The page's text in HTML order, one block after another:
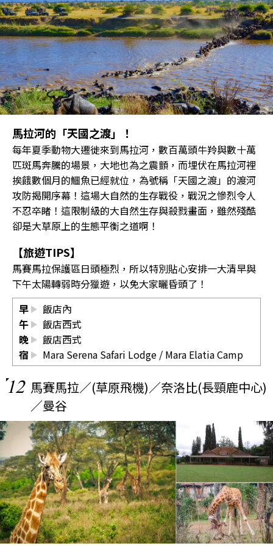
馬拉河的「天國之渡」！
每年夏季動物大遷徙來到馬拉河，數百萬頭牛羚與數十萬
匹斑馬奔騰的場景，大地也為之震顫，而埋伏在馬拉河裡
挨餓數個月的鱷魚已經就位，為號稱「天國之渡」的渡河
攻防揭開序幕！這場大自然的生存戰役，戰況之慘烈令人
不忍卒睹！這限制級的大自然生存與殺戮畫面，雖然殘酷
卻是大草原上的生態平衡之道啊！
【旅遊TIPS】
馬賽馬拉保護區日頭極烈，所以特別貼心安排一大清早與
下午太陽轉弱時分獵遊，以免大家曬昏頭了！
早
飯店內
午
飯店西式
晚
飯店西式
宿
Mara Serena Safari Lodge / Mara Elatia Camp
12 馬賽馬拉／(草原飛機)／奈洛比(長頸鹿中心)
／曼谷